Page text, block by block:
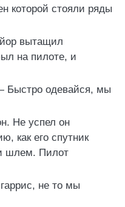
которой стояли ряды
вытащил
на пилоте, и
одевайся, мы
Не успел он
как его спутник
шлем. Пилот
не то мы